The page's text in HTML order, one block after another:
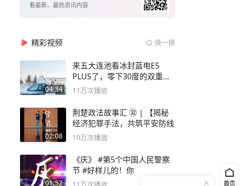
看最新、最热资讯内容
精彩视频 换一换
04:34
来五大连池看冰封蓝电E5
PLUS了，零下30度的双重冰
封40小时全录
11万次播放
02:08
荆楚政法故事汇 ㉜ | 【揭秘
经济犯罪手法，共筑平安防线
10万次播放
01:52
《庆》 #第5个中国人民警察
节 #好样儿的！你
首页